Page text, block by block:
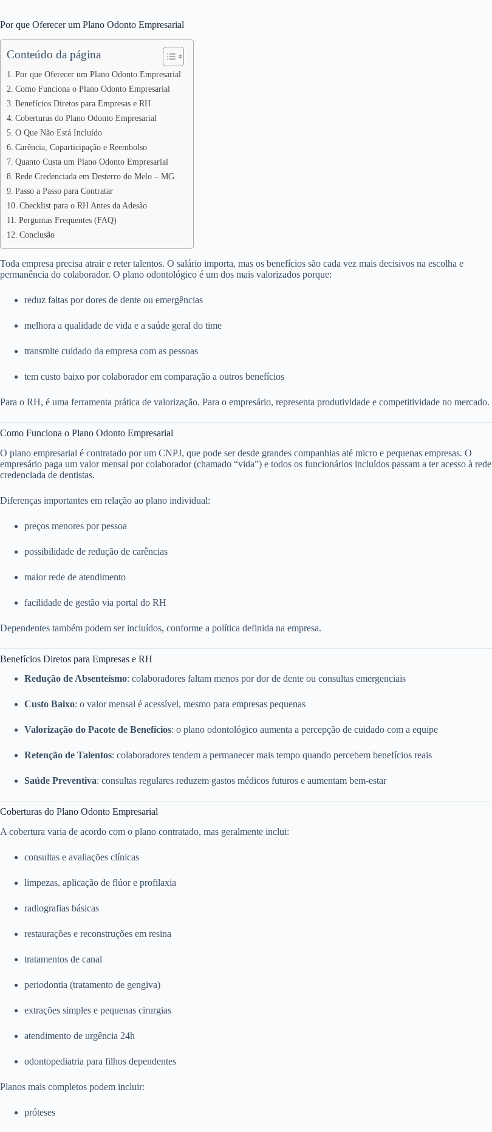
Por que Oferecer um Plano Odonto Empresarial
Conteúdo da página
Por que Oferecer um Plano Odonto Empresarial
Como Funciona o Plano Odonto Empresarial
Benefícios Diretos para Empresas e RH
Coberturas do Plano Odonto Empresarial
O Que Não Está Incluído
Carência, Coparticipação e Reembolso
Quanto Custa um Plano Odonto Empresarial
Rede Credenciada em Desterro do Melo – MG
Passo a Passo para Contratar
Checklist para o RH Antes da Adesão
Perguntas Frequentes (FAQ)
Conclusão
Toda empresa precisa atrair e reter talentos. O salário importa, mas os benefícios são cada vez mais decisivos na escolha e
permanência do colaborador. O plano odontológico é um dos mais valorizados porque:
reduz faltas por dores de dente ou emergências
melhora a qualidade de vida e a saúde geral do time
transmite cuidado da empresa com as pessoas
tem custo baixo por colaborador em comparação a outros benefícios
Para o RH, é uma ferramenta prática de valorização. Para o empresário, representa produtividade e competitividade no mercado.
Como Funciona o Plano Odonto Empresarial
O plano empresarial é contratado por um CNPJ, que pode ser desde grandes companhias até micro e pequenas empresas. O
empresário paga um valor mensal por colaborador (chamado “vida”) e todos os funcionários incluídos passam a ter acesso à rede
credenciada de dentistas.
Diferenças importantes em relação ao plano individual:
preços menores por pessoa
possibilidade de redução de carências
maior rede de atendimento
facilidade de gestão via portal do RH
Dependentes também podem ser incluídos, conforme a política definida na empresa.
Benefícios Diretos para Empresas e RH
Redução de Absenteísmo: colaboradores faltam menos por dor de dente ou consultas emergenciais
Custo Baixo: o valor mensal é acessível, mesmo para empresas pequenas
Valorização do Pacote de Benefícios: o plano odontológico aumenta a percepção de cuidado com a equipe
Retenção de Talentos: colaboradores tendem a permanecer mais tempo quando percebem benefícios reais
Saúde Preventiva: consultas regulares reduzem gastos médicos futuros e aumentam bem-estar
Coberturas do Plano Odonto Empresarial
A cobertura varia de acordo com o plano contratado, mas geralmente inclui:
consultas e avaliações clínicas
limpezas, aplicação de flúor e profilaxia
radiografias básicas
restaurações e reconstruções em resina
tratamentos de canal
periodontia (tratamento de gengiva)
extrações simples e pequenas cirurgias
atendimento de urgência 24h
odontopediatria para filhos dependentes
Planos mais completos podem incluir:
próteses